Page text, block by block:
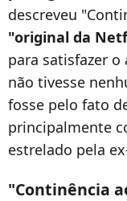
descreveu
"original da
para satisfazer
não tivesse
fosse pelo fato
principalmente
estrelado pela
"Continência